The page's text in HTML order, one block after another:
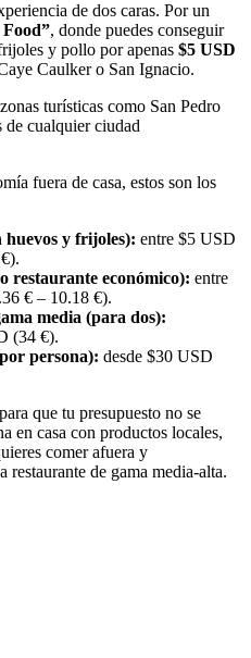
de dos caras. Por un
Food”, donde puedes conseguir
y pollo por apenas $5 USD
Caulker o San Ignacio.
turísticas como San Pedro
de cualquier ciudad
fuera de casa, estos son los
huevos y frijoles): entre $5 USD
restaurante económico): entre
€ – 10.18 €).
media (para dos):
(34 €).
persona): desde $30 USD
que tu presupuesto no se
en casa con productos locales,
comer afuera y
restaurante de gama media-alta.